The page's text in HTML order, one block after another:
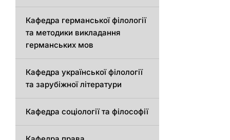
Кафедрa германської філології
та методики викладання
германських мов
Кафедра української філології
та зарубіжної літератури
Кафедра соціології та філософії